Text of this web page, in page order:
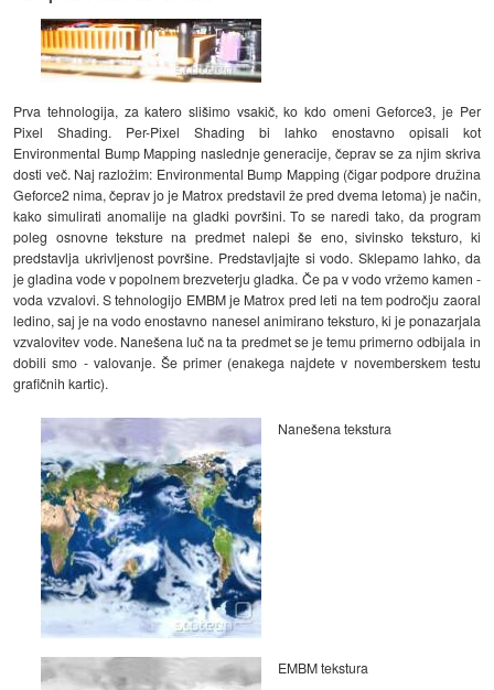
Prva tehnologija, za katero slišimo vsakič, ko kdo omeni Geforce3, je Per
Pixel Shading. Per-Pixel Shading bi lahko enostavno opisali kot
Environmental Bump Mapping naslednje generacije, čeprav se za njim skriva
dosti več. Naj razložim: Environmental Bump Mapping (čigar podpore družina
Geforce2 nima, čeprav jo je Matrox predstavil že pred dvema letoma) je način,
kako simulirati anomalije na gladki površini. To se naredi tako, da program
poleg osnovne teksture na predmet nalepi še eno, sivinsko teksturo, ki
predstavlja ukrivljenost površine. Predstavljajte si vodo. Sklepamo lahko, da
je gladina vode v popolnem brezveterju gladka. Če pa v vodo vržemo kamen -
voda vzvalovi. S tehnologijo EMBM je Matrox pred leti na tem področju zaoral
ledino, saj je na vodo enostavno nanesel animirano teksturo, ki je ponazarjala
vzvalovitev vode. Nanešena luč na ta predmet se je temu primerno odbijala in
dobili smo - valovanje. Še primer (enakega najdete v novemberskem testu
grafičnih kartic).
Nanešena tekstura
EMBM tekstura